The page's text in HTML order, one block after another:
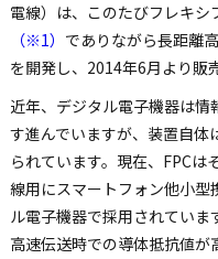
電線）は、このたびフレキシ
（※1） でありながら長距離
を開発し、2014年6月より販
近年、デジタル電子機器は
す進んでいますが、装置自体
られています。現在、FPC
線用にスマートフォン他小型
ル電子機器で採用されていま
高速伝送時での導体抵抗値